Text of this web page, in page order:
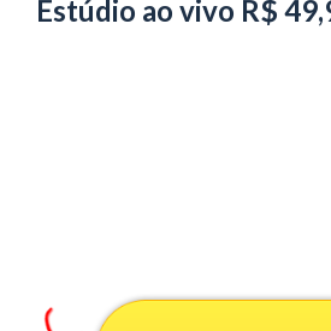
Estúdio ao vivo R$